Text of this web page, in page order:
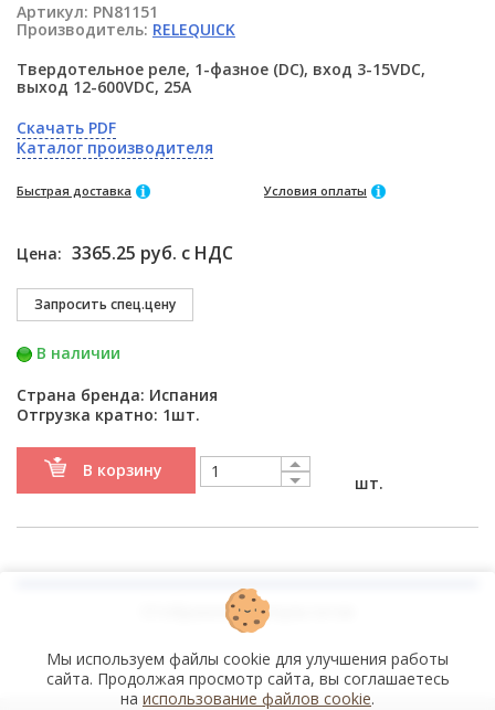
Артикул: PN81151
Производитель: RELEQUICK
Твердотельное реле, 1-фазное (DC), вход 3-15VDC,
выход 12-600VDC, 25A
Скачать PDF
Каталог производителя
Быстрая доставка Условия оплаты
Цена: 3365.25 руб. с НДС
В наличии
Страна бренда: Испания
Отгрузка кратно: 1шт.
В корзину
шт.
Отображено7результатов
Мы используем файлы cookie для улучшения работы
сайта. Продолжая просмотр сайта, вы соглашаетесь
на использование файлов cookie.